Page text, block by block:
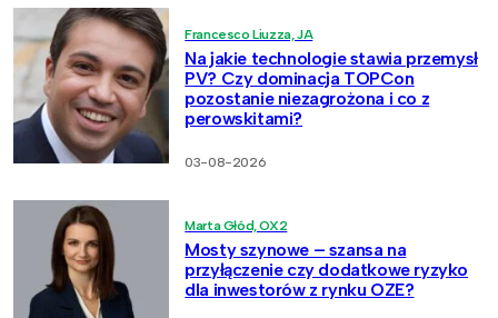
Francesco Liuzza, JA
Na jakie technologie stawia przemysł
PV? Czy dominacja TOPCon
pozostanie niezagrożona i co z
perowskitami?
03-08-2026
Marta Głód, OX2
Mosty szynowe – szansa na
przyłączenie czy dodatkowe ryzyko
dla inwestorów z rynku OZE?